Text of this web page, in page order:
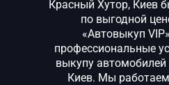
Красный Хутор, Киев
по выгодной
«Автовыкуп
профессиональные
выкупу
Киев. Мы